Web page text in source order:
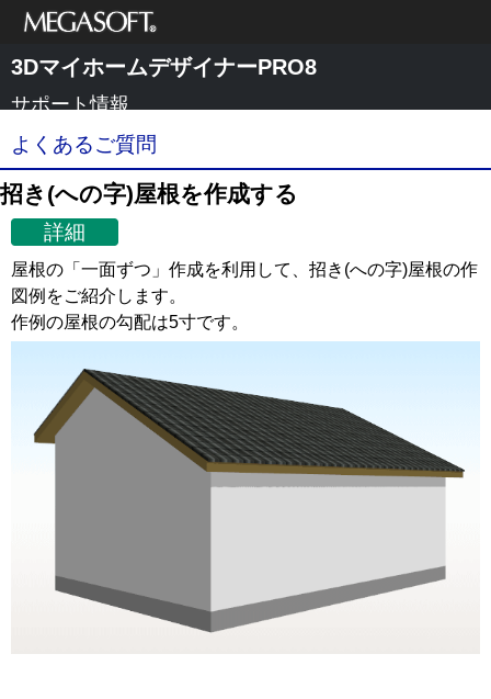
メガソフト株式
会社
3DマイホームデザイナーPRO8
サポート情報
よくあるご質問
招き(への字)屋根を作成する
詳細
屋根の「一面ずつ」作成を利用して、招き(への字)屋根の作
図例をご紹介します。
作例の屋根の勾配は5寸です。